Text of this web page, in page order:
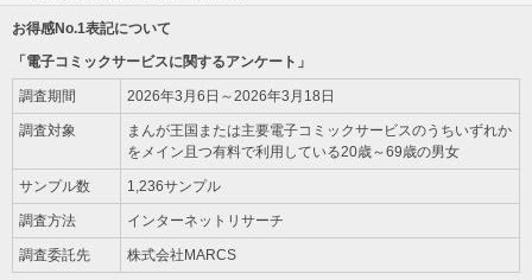
お得感No.1表記について
「電子コミックサービスに関するアンケート」
調査期間 2026年3月6日～2026年3月18日
調査対象
まんが王国または主要電子コミックサービスのうちいずれか
をメイン且つ有料で利用している20歳～69歳の男女
サンプル数 1,236サンプル
調査方法 インターネットリサーチ
調査委託先 株式会社MARCS